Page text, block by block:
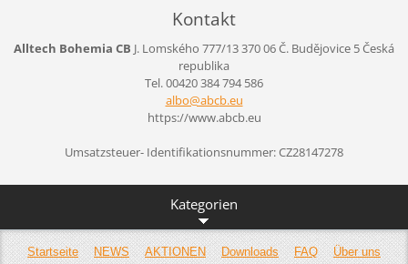
Kontakt
Alltech Bohemia CB J. Lomského 777/13370 06 Č. Budějovice 5Česká
republika
Tel. 00420 384 794 586
albo@abcb.eu
https://www.abcb.eu
Umsatzsteuer- Identifikationsnummer: CZ28147278
Kategorien
Startseite NEWS AKTIONEN Downloads FAQ Über uns